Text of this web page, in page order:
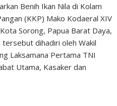
Benih Ikan Nila di Kolam
(KKP) Mako Kodaeral XIV
Sorong, Papua Barat Daya,
dihadiri oleh Wakil
Laksamana Pertama TNI
Utama, Kasaker dan